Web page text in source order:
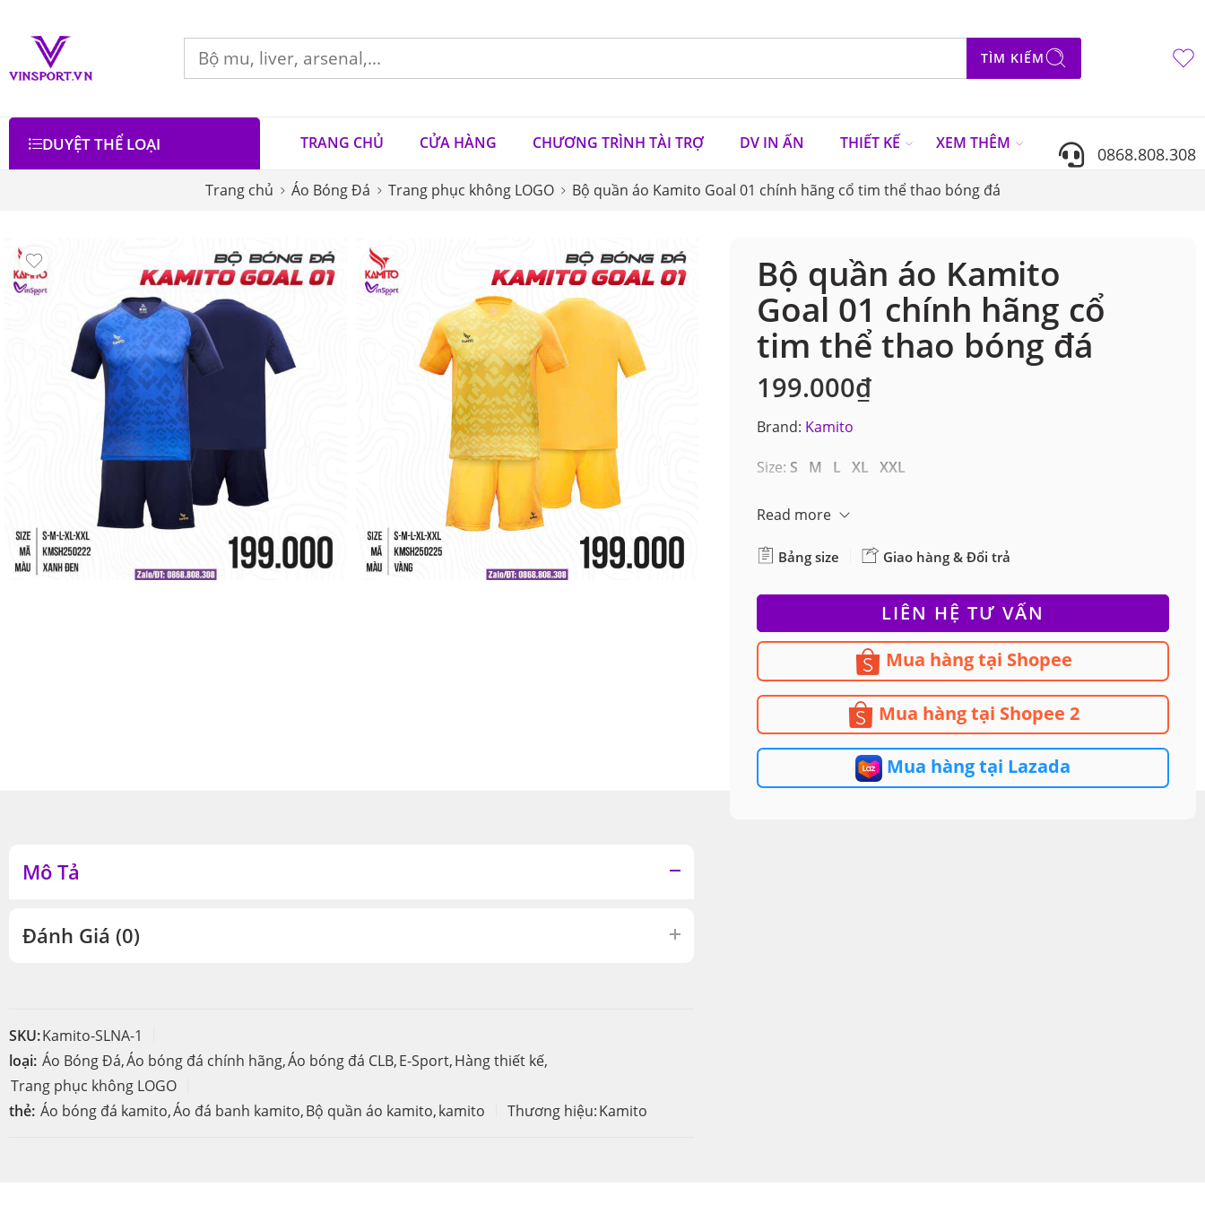
TÌM KIẾM
DUYỆT THỂ LOẠI TRANG CHỦ CỬA HÀNG CHƯƠNG TRÌNH TÀI TRỢ DV IN ẤN THIẾT KẾ XEM THÊM 0868.808.308
Trang chủ Áo Bóng Đá Trang phục không LOGO Bộ quần áo Kamito Goal 01 chính hãng cổ tim thể thao bóng đá
Bộ quần áo Kamito
Goal 01 chính hãng cổ
tim thể thao bóng đá
199.000₫
Brand: Kamito
Size: S M L XL XXL
Read more
Bảng size Giao hàng & Đổi trả
LIÊN HỆ TƯ VẤN
Mua hàng tại Shopee
Mua hàng tại Shopee 2
Mua hàng tại Lazada
Mô Tả
Đánh Giá (0)
SKU:Kamito-SLNA-1
loại: Áo Bóng Đá,Áo bóng đá chính hãng,Áo bóng đá CLB,E-Sport,Hàng thiết kế,
Trang phục không LOGO
thẻ: Áo bóng đá kamito,Áo đá banh kamito,Bộ quần áo kamito,kamito Thương hiệu:Kamito